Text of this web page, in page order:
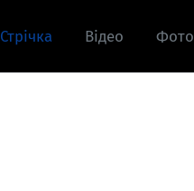
Стрічка Відео Фото